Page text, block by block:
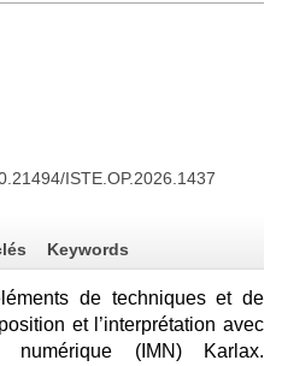
ISTE.OP.2026.1437
Keywords
de techniques et de
et l’interprétation avec
numérique (IMN) Karlax.